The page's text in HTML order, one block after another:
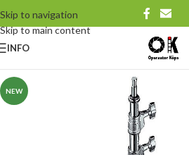
Skip to navigation
Skip to main content
INFO
NEW